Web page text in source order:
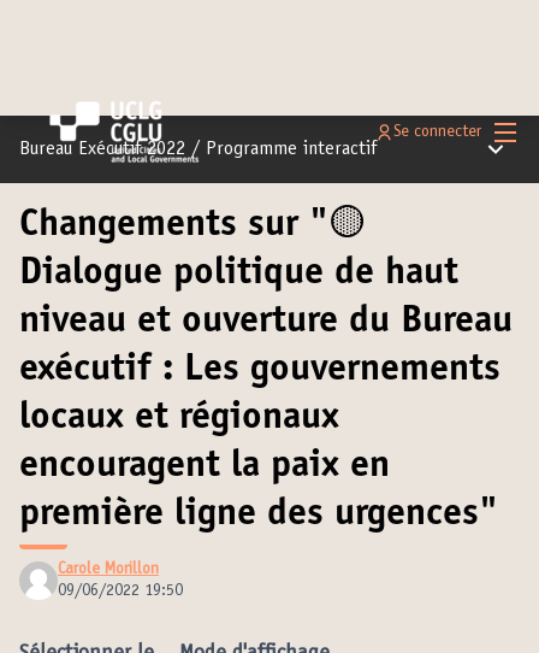
Se connecter
Bureau Exécutif 2022 / Programme interactif Menu
Changements sur "🟡
Dialogue politique de haut
niveau et ouverture du Bureau
exécutif : Les gouvernements
locaux et régionaux
encouragent la paix en
première ligne des urgences"
Carole Morillon
09/06/2022 19:50